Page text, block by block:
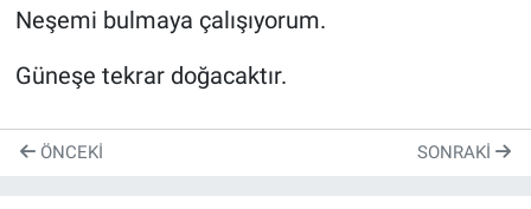
Neşemi bulmaya çalışıyorum.
Güneşe tekrar doğacaktır.
ÖNCEKI SONRAKI